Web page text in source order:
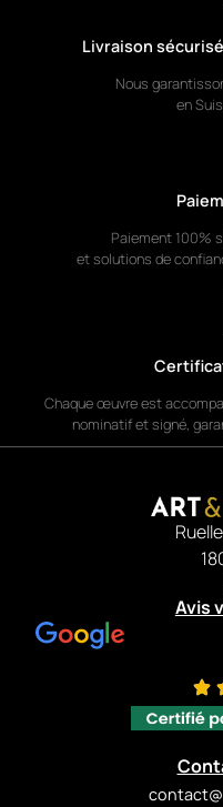
Livraison
Nous
en
Paiement 100%
et solutions de
Chaque œuvre est
nominatif et signé,
Avis